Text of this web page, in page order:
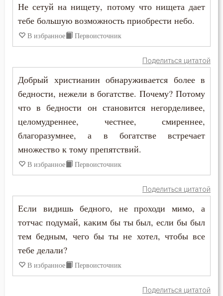
Гадание
Глаза
Гнев Божий
Гонение
Гордость
Гость
Девство
Дело
Деньги
Дети
Иоанн Мосх
Иосиф Оптинский (Литовкин)
Ириней Лионский
Исаак Сирин Ниневийский
Исидор Пелусиот
Исихий Иерусалимский
Иустин (Попович)
Киприан Карфагенский
Кирилл Александрийский
Кирилл Иерусалимский
Не сетуй на нищету, потому что нищета дает
тебе большую возможность приобрести небо.
В избранное Первоисточник
Поделиться цитатой
Добрый христианин обнаруживается более в
бедности, нежели в богатстве. Почему? Потому
что в бедности он становится негорделивее,
целомудреннее, честнее, смиреннее,
благоразумнее, а в богатстве встречает
множество к тому препятствий.
В избранное Первоисточник
Поделиться цитатой
Если видишь бедного, не проходи мимо, а
тотчас подумай, каким бы ты был, если бы был
тем бедным, чего бы ты не хотел, чтобы все
тебе делали?
В избранное Первоисточник
Поделиться цитатой